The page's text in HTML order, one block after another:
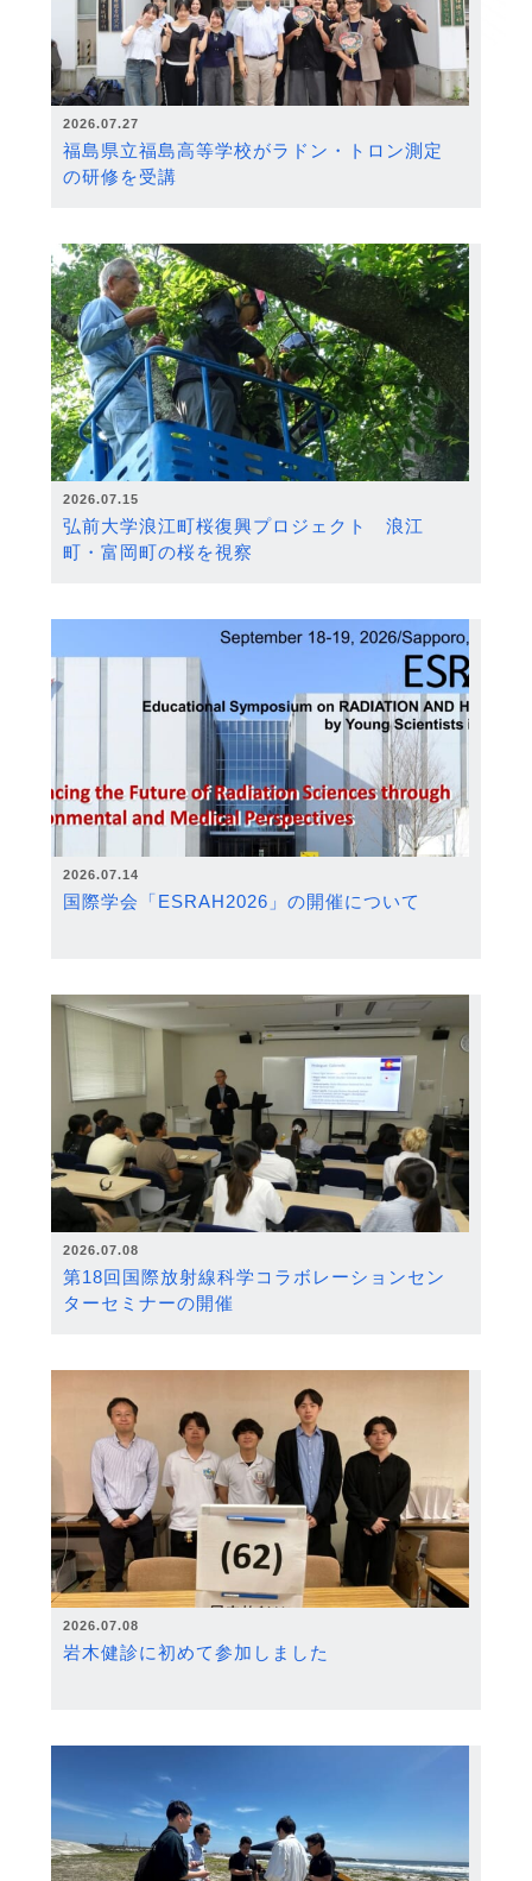
2026.07.27
福島県立福島高等学校がラドン・トロン測定
の研修を受講
2026.07.15
弘前大学浪江町桜復興プロジェクト 浪江
町・富岡町の桜を視察
2026.07.14
国際学会「ESRAH2026」の開催について
2026.07.08
第18回国際放射線科学コラボレーションセン
ターセミナーの開催
2026.07.08
岩木健診に初めて参加しました